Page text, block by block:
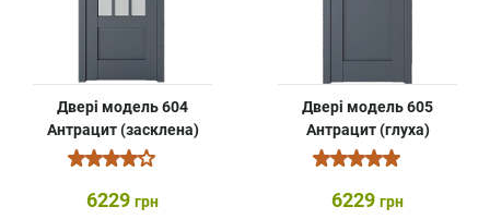
Двері модель 604
Антрацит (засклена)
6229 грн
Двері модель 605
Антрацит (глуха)
6229 грн